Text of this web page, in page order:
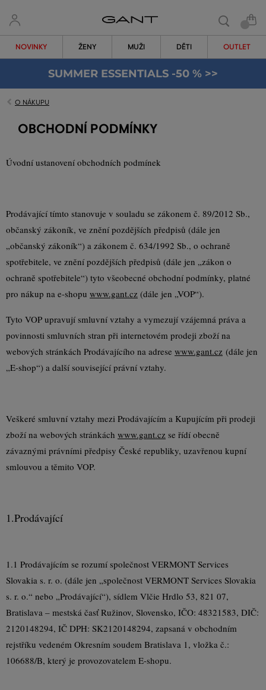
NOVINKY ŽENY MUŽI DĚTI OUTLET
SUMMER ESSENTIALS -50 % >>
O NÁKUPU
OBCHODNÍ PODMÍNKY
Úvodní ustanovení obchodních podmínek
Prodávající tímto stanovuje v souladu se zákonem č. 89/2012 Sb.,
občanský zákoník, ve znění pozdějších předpisů (dále jen
„občanský zákoník“) a zákonem č. 634/1992 Sb., o ochraně
spotřebitele, ve znění pozdějších předpisů (dále jen „zákon o
ochraně spotřebitele“) tyto všeobecné obchodní podmínky, platné
pro nákup na e-shopu www.gant.cz (dále jen „VOP“).
Tyto VOP upravují smluvní vztahy a vymezují vzájemná práva a
povinnosti smluvních stran při internetovém prodeji zboží na
webových stránkách Prodávajícího na adrese www.gant.cz (dále jen
„E-shop“) a další související právní vztahy.
Veškeré smluvní vztahy mezi Prodávajícím a Kupujícím při prodeji
zboží na webových stránkách www.gant.cz se řídí obecně
závaznými právními předpisy České republiky, uzavřenou kupní
smlouvou a těmito VOP.
1.Prodávající
1.1 Prodávajícím se rozumí společnost VERMONT Services
Slovakia s. r. o. (dále jen „společnost VERMONT Services Slovakia
s. r. o.“ nebo „Prodávající“), sídlem Vlčie Hrdlo 53, 821 07,
Bratislava – mestská časť Ružinov, Slovensko, IČO: 48321583, DIČ:
2120148294, IČ DPH: SK2120148294, zapsaná v obchodním
rejstříku vedeném Okresním soudem Bratislava 1, vložka č.:
106688/B, který je provozovatelem E-shopu.